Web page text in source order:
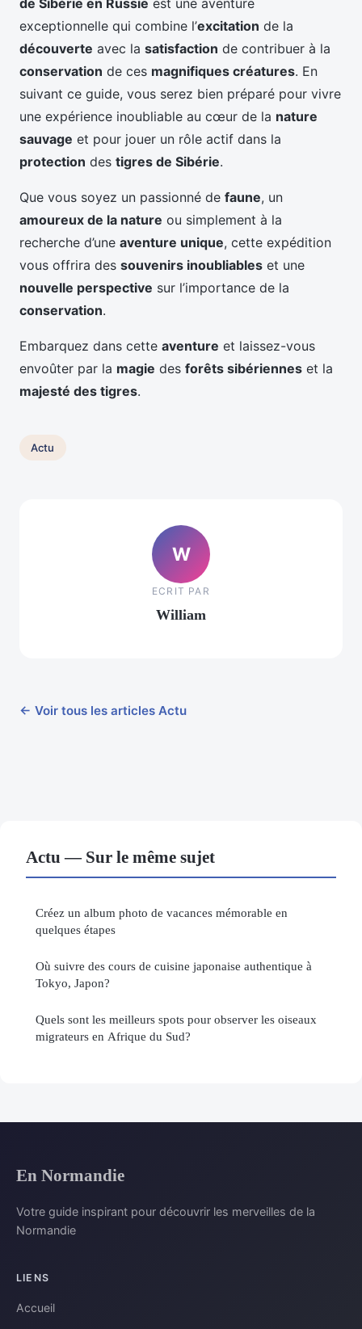
de Sibérie en Russie est une aventure
exceptionnelle qui combine l’excitation de la
découverte avec la satisfaction de contribuer à la
conservation de ces magnifiques créatures. En
suivant ce guide, vous serez bien préparé pour vivre
une expérience inoubliable au cœur de la nature
sauvage et pour jouer un rôle actif dans la
protection des tigres de Sibérie.
Que vous soyez un passionné de faune, un
amoureux de la nature ou simplement à la
recherche d’une aventure unique, cette expédition
vous offrira des souvenirs inoubliables et une
nouvelle perspective sur l’importance de la
conservation.
Embarquez dans cette aventure et laissez-vous
envoûter par la magie des forêts sibériennes et la
majesté des tigres.
Actu
W
ECRIT PAR
William
← Voir tous les articles Actu
Actu — Sur le même sujet
Créez un album photo de vacances mémorable en
quelques étapes
Où suivre des cours de cuisine japonaise authentique à
Tokyo, Japon?
Quels sont les meilleurs spots pour observer les oiseaux
migrateurs en Afrique du Sud?
En Normandie
Votre guide inspirant pour découvrir les merveilles de la
Normandie
LIENS
Accueil